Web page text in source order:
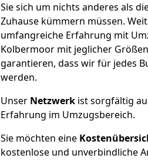
Sie sich um nichts anderes als
Zuhause kümmern müssen.
umfangreiche Erfahrung mit
Kolbermoor mit jeglicher
garantieren, dass wir für jedes
werden.
Unser Netzwerk ist sorgfältig
Erfahrung im Umzugsbereich.
Sie möchten eine
kostenlose und unverbindliche